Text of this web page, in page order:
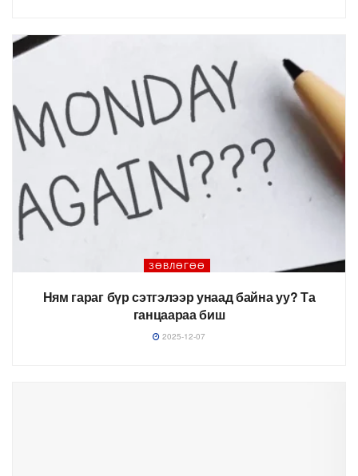
ЗӨВЛӨГӨӨ
Ням гараг бүр сэтгэлээр унаад байна уу? Та
ганцаараа биш
2025-12-07